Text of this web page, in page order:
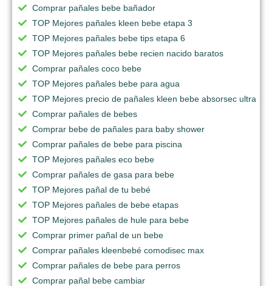
Comprar pañales bebe bañador
TOP Mejores pañales kleen bebe etapa 3
TOP Mejores pañales bebe tips etapa 6
TOP Mejores pañales bebe recien nacido baratos
Comprar pañales coco bebe
TOP Mejores pañales bebe para agua
TOP Mejores precio de pañales kleen bebe absorsec ultra
Comprar pañales de bebes
Comprar bebe de pañales para baby shower
Comprar pañales de bebe para piscina
TOP Mejores pañales eco bebe
Comprar pañales de gasa para bebe
TOP Mejores pañal de tu bebé
TOP Mejores pañales de bebe etapas
TOP Mejores pañales de hule para bebe
Comprar primer pañal de un bebe
Comprar pañales kleenbebé comodisec max
Comprar pañales de bebe para perros
Comprar pañal bebe cambiar